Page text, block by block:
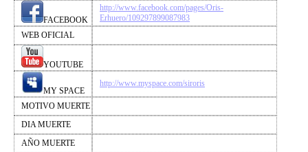
FACEBOOK
http://www.facebook.com/pages/Oris-
Erhuero/109297899087983
WEB OFICIAL
YOUTUBE
MY SPACE
http://www.myspace.com/siroris
MOTIVO MUERTE
DIA MUERTE
AÑO MUERTE